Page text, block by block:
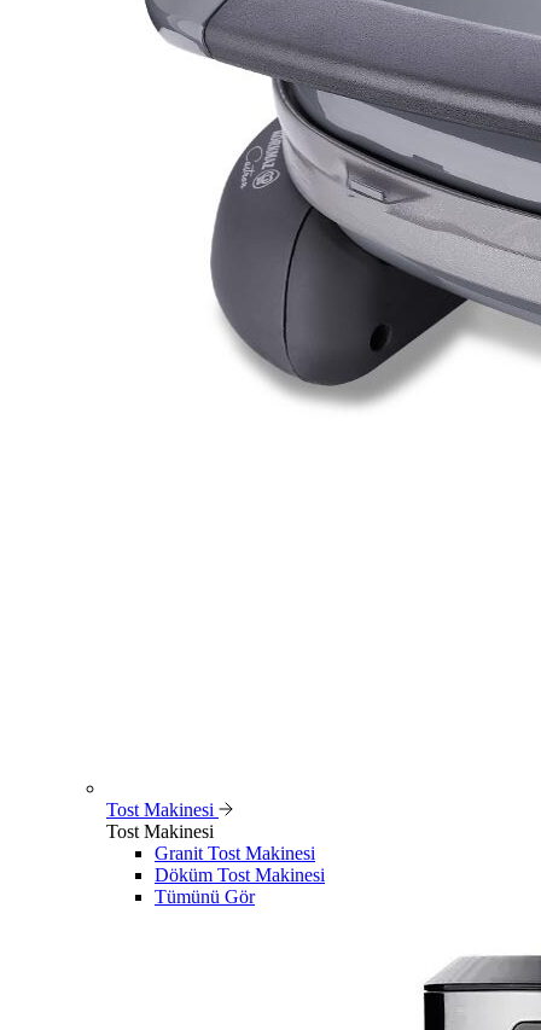
Tost Makinesi
Tost Makinesi
Granit Tost Makinesi
Döküm Tost Makinesi
Tümünü Gör